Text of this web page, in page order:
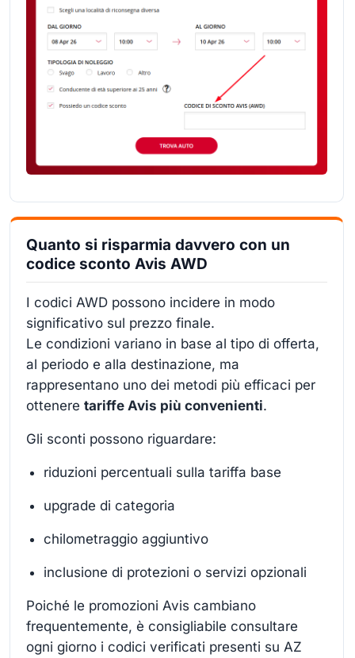
Quanto si risparmia davvero con un
codice sconto Avis AWD
I codici AWD possono incidere in modo
significativo sul prezzo finale.
Le condizioni variano in base al tipo di offerta,
al periodo e alla destinazione, ma
rappresentano uno dei metodi più efficaci per
ottenere tariffe Avis più convenienti.
Gli sconti possono riguardare:
riduzioni percentuali sulla tariffa base
upgrade di categoria
chilometraggio aggiuntivo
inclusione di protezioni o servizi opzionali
Poiché le promozioni Avis cambiano
frequentemente, è consigliabile consultare
ogni giorno i codici verificati presenti su AZ